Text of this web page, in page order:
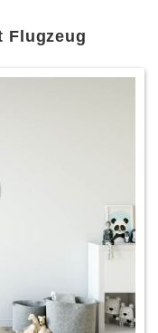
Flugzeug